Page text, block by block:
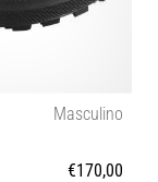
Masculino
€170,00